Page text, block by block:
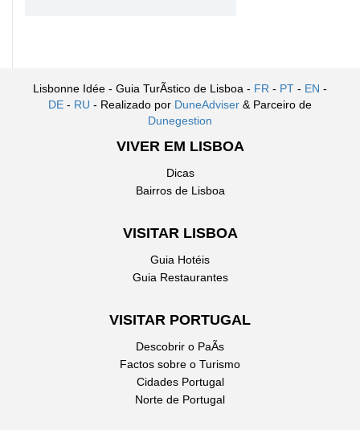
Lisbonne Idée - Guia TurÃ­stico de Lisboa - FR - PT - EN -
DE - RU - Realizado por DuneAdviser & Parceiro de
Dunegestion
VIVER EM LISBOA
Dicas
Bairros de Lisboa
VISITAR LISBOA
Guia Hotéis
Guia Restaurantes
VISITAR PORTUGAL
Descobrir o PaÃ­s
Factos sobre o Turismo
Cidades Portugal
Norte de Portugal